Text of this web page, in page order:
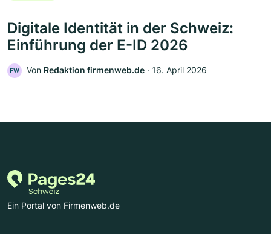
Digitale Identität in der Schweiz:
Einführung der E-ID 2026
FW Von Redaktion firmenweb.de ‧ 16. April 2026
Ein Portal von Firmenweb.de